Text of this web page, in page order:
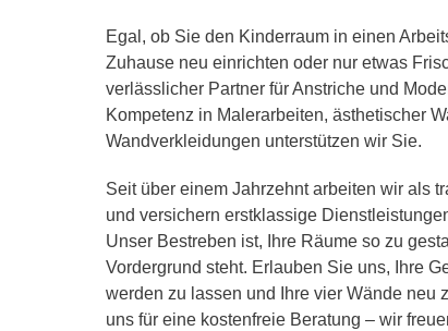
Egal, ob Sie den Kinderraum in einen
Zuhause neu einrichten oder nur etwas
verlässlicher Partner für Anstriche und
Kompetenz in Malerarbeiten, ästhetischer
Wandverkleidungen unterstützen wir Sie.
Seit über einem Jahrzehnt arbeiten wir als
und versichern erstklassige
Unser Bestreben ist, Ihre Räume so zu
Vordergrund steht. Erlauben Sie uns, Ihre
werden zu lassen und Ihre vier Wände neu
uns für eine kostenfreie Beratung – wir